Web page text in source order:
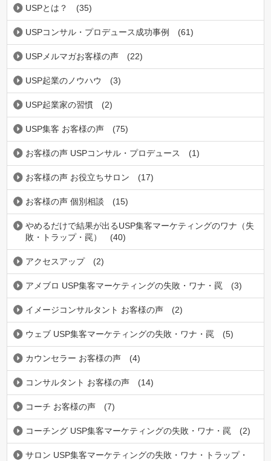
USPとは？ (35)
USPコンサル・プロデュース成功事例 (61)
USPメルマガお客様の声 (22)
USP起業のノウハウ (3)
USP起業家の習慣 (2)
USP集客 お客様の声 (75)
お客様の声 USPコンサル・プロデュース (1)
お客様の声 お役立ちサロン (17)
お客様の声 個別相談 (15)
やめるだけで結果が出るUSP集客マーケティングのワナ（失
敗・トラップ・罠）
(40)
アクセスアップ (2)
アメブロ USP集客マーケティングの失敗・ワナ・罠 (3)
イメージコンサルタント お客様の声 (2)
ウェブ USP集客マーケティングの失敗・ワナ・罠 (5)
カウンセラー お客様の声 (4)
コンサルタント お客様の声 (14)
コーチ お客様の声 (7)
コーチング USP集客マーケティングの失敗・ワナ・罠 (2)
サロン USP集客マーケティングの失敗・ワナ・トラップ・